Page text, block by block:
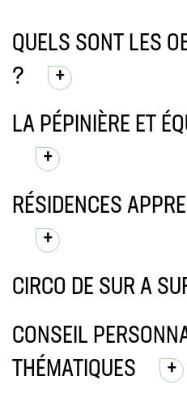
QUELS SONT LES
?
LA PÉPINIÈRE ET
RÉSIDENCES
CIRCO DE SUR A
CONSEIL
THÉMATIQUES